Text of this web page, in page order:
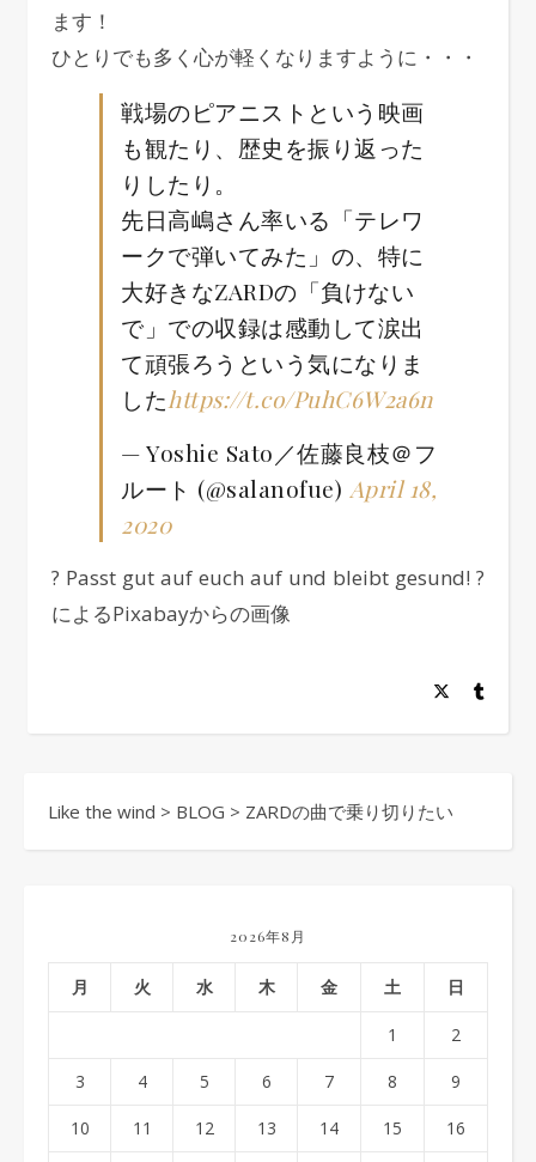
ます！
ひとりでも多く心が軽くなりますように・・・
戦場のピアニストという映画
も観たり、歴史を振り返った
りしたり。
先日高嶋さん率いる「テレワ
ークで弾いてみた」の、特に
大好きなZARDの「負けない
で」での収録は感動して涙出
て頑張ろうという気になりま
したhttps://t.co/PuhC6W2a6n
— Yoshie Sato／佐藤良枝＠フ
ルート (@salanofue) April 18,
2020
? Passt gut auf euch auf und bleibt gesund! ?
によるPixabayからの画像
Like the wind > BLOG > ZARDの曲で乗り切りたい
2026年8月
月 火 水 木 金 土 日
1 2
3 4 5 6 7 8 9
10 11 12 13 14 15 16